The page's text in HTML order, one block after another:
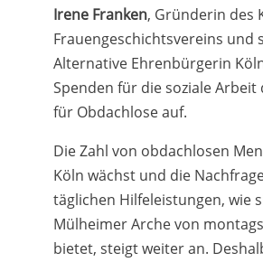
Irene Franken, Gründerin des
Frauengeschichtsvereins und
Alternative Ehrenbürgerin
Spenden für die soziale Arbeit
für Obdachlose auf.
Die Zahl von obdachlosen
Köln wächst und die
täglichen Hilfeleistungen, wie
Mülheimer Arche von
bietet, steigt weiter an.